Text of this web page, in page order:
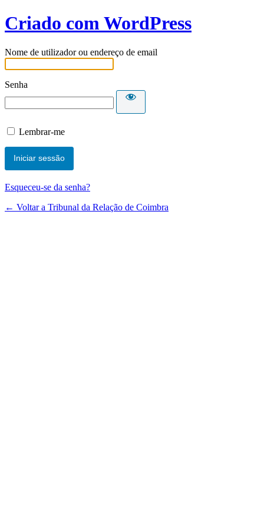
Criado com WordPress
Nome de utilizador ou endereço de email
Senha
Lembrar-me
Esqueceu-se da senha?
← Voltar a Tribunal da Relação de Coimbra